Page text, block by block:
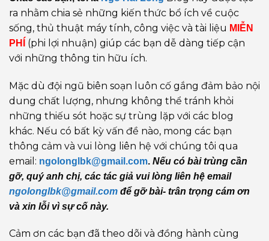
ra nhằm chia sẻ những kiến thức bổ ích về cuộc
sống, thủ thuật máy tính, công việc và tài liệu MIỄN
PHÍ
(phi lợi nhuận) giúp các bạn dễ dàng tiếp cận
với những thông tin hữu ích.
Mặc dù đội ngũ biên soạn luôn cố gắng đảm bảo nội
dung chất lượng, nhưng không thể tránh khỏi
những thiếu sót hoặc sự trùng lặp với các blog
khác. Nếu có bất kỳ vấn đề nào, mong các bạn
thông cảm và vui lòng liên hệ với chúng tôi qua
email: ngolonglbk@gmail.com. Nếu có bài trùng cần
gỡ, quý anh chị, các tác giả vui lòng liên hệ email
ngolonglbk@gmail.com để gỡ bài- trân trọng cám ơn
và xin lỗi vì sự cố này.
Cảm ơn các bạn đã theo dõi và đồng hành cùng